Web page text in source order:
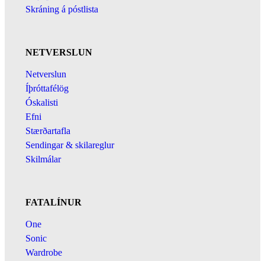
Skráning á póstlista
NETVERSLUN
Netverslun
Íþróttafélög
Óskalisti
Efni
Stærðartafla
Sendingar & skilareglur
Skilmálar
FATALÍNUR
One
Sonic
Wardrobe